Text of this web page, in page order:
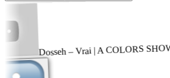
Dosseh – Vrai | A COLORS SHOW